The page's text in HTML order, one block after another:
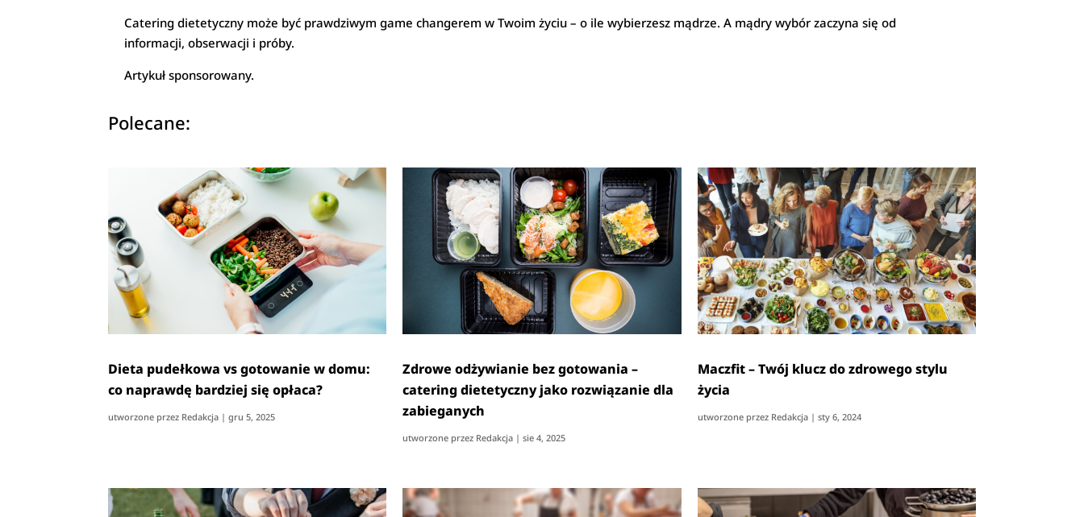
Catering dietetyczny może być prawdziwym game changerem w Twoim życiu – o ile wybierzesz mądrze. A mądry wybór zaczyna się od
informacji, obserwacji i próby.
Artykuł sponsorowany.
Polecane:
Dieta pudełkowa vs gotowanie w domu:
co naprawdę bardziej się opłaca?
utworzone przez Redakcja |gru 5, 2025
Zdrowe odżywianie bez gotowania –
catering dietetyczny jako rozwiązanie dla
zabieganych
utworzone przez Redakcja |sie 4, 2025
Maczfit – Twój klucz do zdrowego stylu
życia
utworzone przez Redakcja| sty 6, 2024